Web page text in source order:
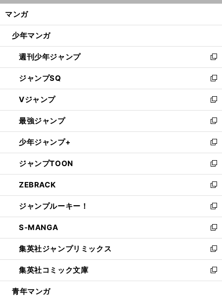
ン
ウ
開
く
マンガ
少年マンガ
週刊少年ジャンプ
新
し
い
ウ
ィ
ン
ド
ウ
で
開
く
ジャンプSQ
新
し
い
ウ
ィ
ン
ド
ウ
で
開
く
Vジャンプ
新
し
い
ウ
ィ
ン
ド
ウ
で
開
く
最強ジャンプ
新
し
い
ウ
ィ
ン
ド
ウ
で
開
く
少年ジャンプ+
新
し
い
ウ
ィ
ン
ド
ウ
で
開
く
ジャンプTOON
新
し
い
ウ
ィ
ン
ド
ウ
で
開
く
ZEBRACK
新
し
い
ウ
ィ
ン
ド
ウ
で
開
ジャンプルーキー！
新
し
い
ウ
ィ
ン
ド
ウ
S-MANGA
新
し
い
ウ
ィ
ン
集英社ジャンプリミックス
新
し
い
ウ
集英社コミック文庫
新
し
青年マンガ